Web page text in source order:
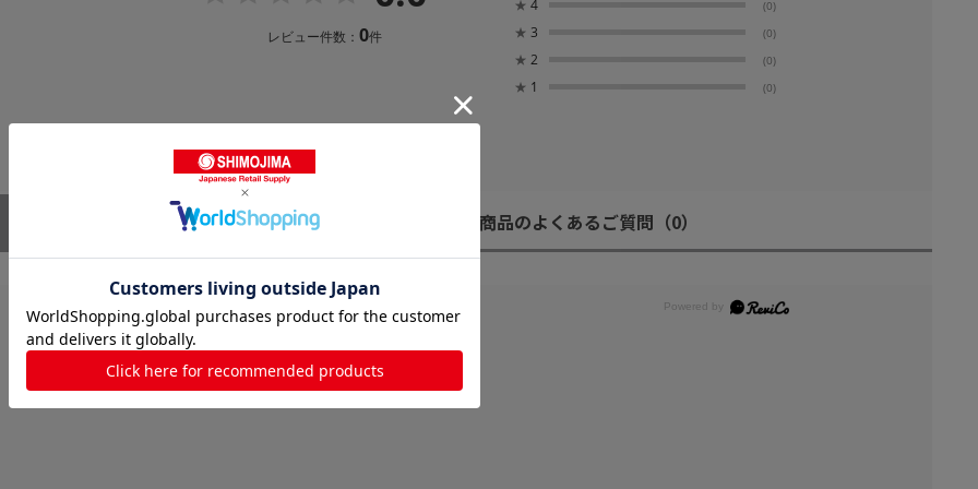
レビュー件数： 0件
★ 4 (0)
★ 3 (0)
★ 2 (0)
★ 1 (0)
商品のよくあるご質問 （0）
レビューはありません。